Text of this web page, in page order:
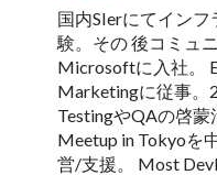
国内SIerにてインフ
験。その 後コミュ
Microsoftに入社。
Marketingに従事。
TestingやQAの啓蒙
Meetup in Tokyoを
営/支援。 Most